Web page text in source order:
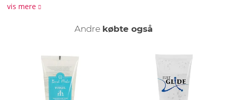
det er silikone, gummi/latex, PVC eller plast: O-Toycleaner
nok til at opnå et skinnende rent resultat. Den store 200 ml
Bemærkninger og tips:
Brug altid rengøringsmidler på en sikker måde. Læs altid
mærkningen og produktinformationen inden brug. Må ikke
komme i hænderne på børn.
vis mere
Andre købte også